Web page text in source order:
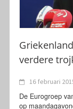
verdere
16 februari
De Eurogroep
op